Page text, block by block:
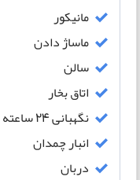
مانیکور
ماساژ دادن
سالن
اتاق بخار
نگهبانی 24 ساعته
انبار چمدان
دربان